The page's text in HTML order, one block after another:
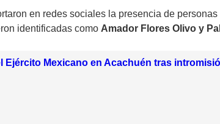
en redes sociales la presencia de
identificadas como Amador Flores Olivo y
Ejército Mexicano en Acachuén tras